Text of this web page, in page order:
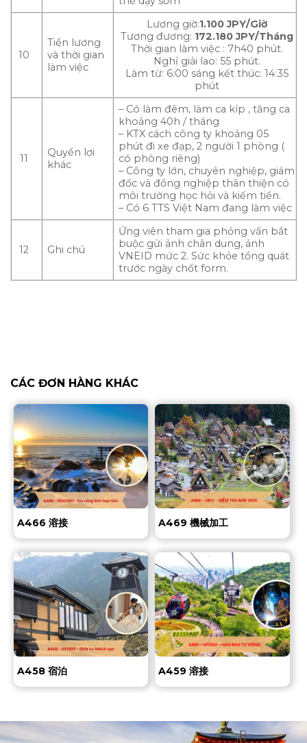
10
Tiền lương
và thời gian
làm việc
Lương giờ:1.100 JPY/Giờ
Tương đương: 172.180 JPY/Tháng
Thời gian làm việc : 7h40 phút.
Nghỉ giải lao: 55 phút.
Làm từ: 6:00 sáng kết thúc: 14:35
phút
11
Quyền lợi
khác
– Có làm đêm, làm ca kíp , tăng ca
khoảng 40h / tháng
– KTX cách công ty khoảng 05
phút đi xe đạp, 2 người 1 phòng (
có phòng riêng)
– Công ty lớn, chuyên nghiệp, giám
đốc và đồng nghiệp thân thiện có
môi trường học hỏi và kiếm tiền.
– Có 6 TTS Việt Nam đang làm việc
12 Ghi chú
Ứng viên tham gia phỏng vấn bắt
buộc gửi ảnh chân dung, ảnh
VNEID mức 2. Sức khỏe tổng quát
trước ngày chốt form.
CÁC ĐƠN HÀNG KHÁC
A466 溶接 A469 機械加工
A458 宿泊 A459 溶接